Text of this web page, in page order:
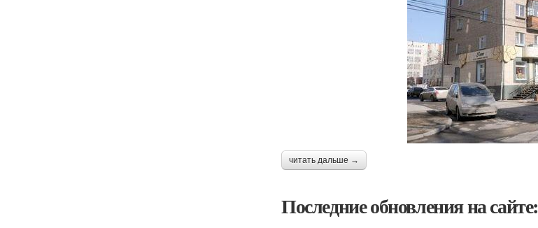
читать дальше →
Последние обновления на сайте: